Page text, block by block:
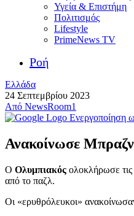
Υγεία & Επιστήμη
Πολιτισμός
Lifestyle
PrimeNews TV
Ροή
Ελλάδα
24 Σεπτεμβρίου 2023
Από NewsRoom1
Ενεργοποίηση
Ανακοίνωσε
Ο Oλυμπιακός ολοκλήρωσε τις
από το παζλ.
Οι «ερυθρόλευκοι»